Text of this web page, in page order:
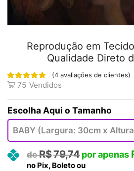
Reprodução em
Qualidade Direto
(4 avaliações de clientes)
75 Vendidos
Tamanho
R$79,74
no Pix, Boleto ou